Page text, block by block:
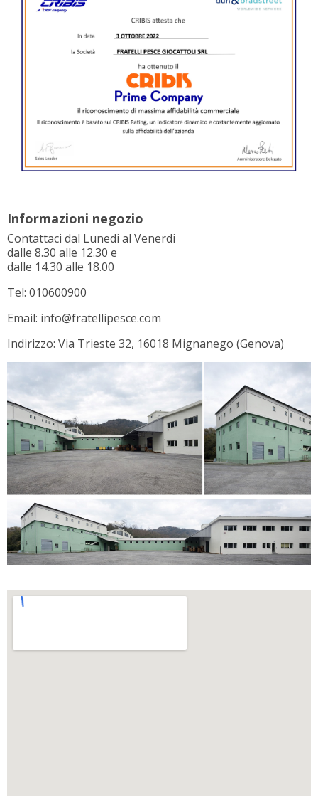
Informazioni negozio
Contattaci dal Lunedi al Venerdi
dalle 8.30 alle 12.30 e
dalle 14.30 alle 18.00
Tel: 010600900
Email: info@fratellipesce.com
Indirizzo: Via Trieste 32, 16018 Mignanego (Genova)